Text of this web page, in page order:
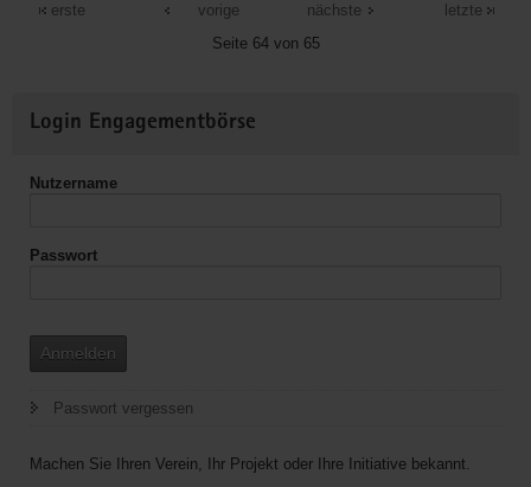
Freital
erste
vorige
Seite 64 von 65
nächste letzte
Informationen
Login Engagementbörse
Nutzername
Passwort
Anmelden
Passwort vergessen
Machen Sie Ihren Verein, Ihr Projekt oder Ihre Initiative bekannt.